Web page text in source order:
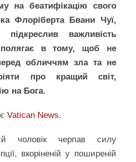
на беатифікацію свого
Флоріберта Бвани Чуї,
важливість
в тому, щоб не
обличчям зла та не
про кращий світ,
на Бога.
Vatican News.
чоловік черпав силу
вкоріненій у поширеній